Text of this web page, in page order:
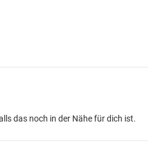
das noch in der Nähe für dich ist.